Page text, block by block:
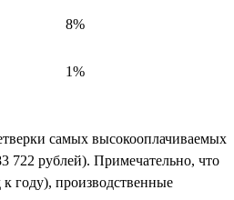
8%
1%
самых высокооплачиваемых
722 рублей). Примечательно, что
году), производственные